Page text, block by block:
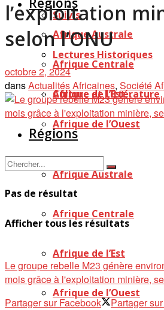
Afrique Australe
Afrique Centrale
Afrique de l’Est
Afrique de l’Ouest
Pas de résultat
Afficher tous les résultats
Suivis
Lectures Historiques
Culture et Littérature
Régions
Afrique Australe
Afrique Centrale
Afrique de l’Est
Afrique de l’Ouest
l’exploitation
selon l’ONU
octobre 2, 2024
dansActualités Africaines, Société
Le groupe rebelle M23 génère
mois grâce à l'exploitation minière,
Partager sur Facebook
Partager